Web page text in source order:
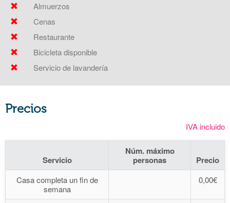
Almuerzos
Cenas
Restaurante
Bicicleta disponible
Servicio de lavandería
Precios
IVA incluido
Servicio
Núm. máximo
personas
Precio
Casa completa un fin de
semana
0,00€